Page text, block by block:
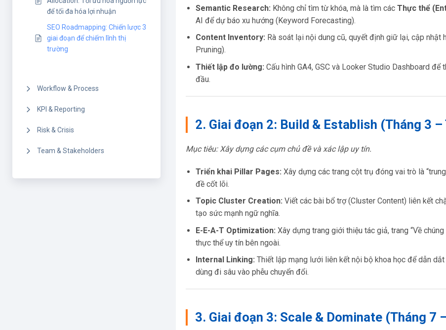
để tối đa hóa lợi nhuận
SEO Roadmapping: Chiến lược 3
giai đoạn để chiếm lĩnh thị
trường
Workflow & Process
KPI & Reporting
Risk & Crisis
Team & Stakeholders
Semantic Research: Không chỉ tìm từ khóa, mà là tìm các Thực thể
AI để dự báo xu hướng (Keyword Forecasting).
Content Inventory: Rà soát lại nội dung cũ, quyết định giữ lại, cập nhật
Pruning).
Thiết lập đo lường: Cấu hình GA4, GSC và Looker Studio Dashboard để
đầu.
2. Giai đoạn 2: Build & Establish (Tháng 3 –
Mục tiêu: Xây dựng các cụm chủ đề và xác lập uy tín.
Triển khai Pillar Pages: Xây dựng các trang cột trụ đóng vai trò là
đề cốt lõi.
Topic Cluster Creation: Viết các bài bổ trợ (Cluster Content) liên kết
tạo sức mạnh ngữ nghĩa.
E-E-A-T Optimization: Xây dựng trang giới thiệu tác giả, trang “Về
thực thể uy tín bên ngoài.
Internal Linking: Thiết lập mạng lưới liên kết nội bộ khoa học để dẫn
dùng đi sâu vào phễu chuyển đổi.
3. Giai đoạn 3: Scale & Dominate (Tháng 7